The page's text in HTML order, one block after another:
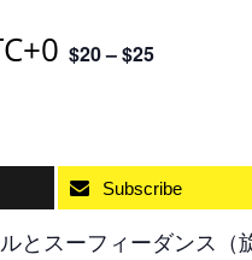
$20 – $25
Subscribe
とスーフィーダンス（